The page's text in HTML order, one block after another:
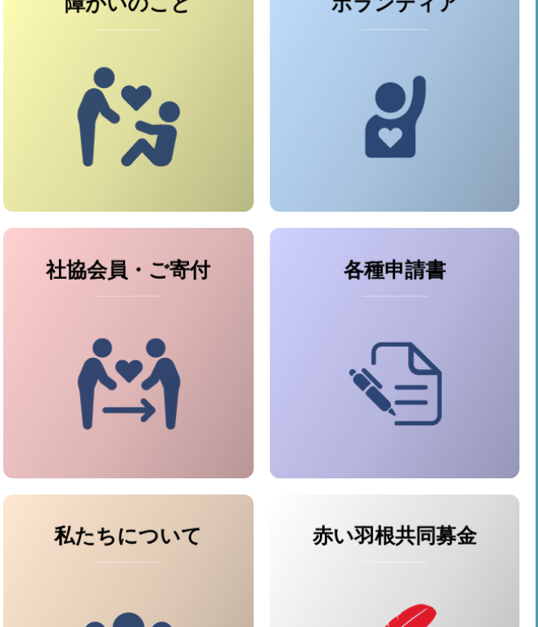
● 手話奉仕員養成講座
● 日常生活自立支援事業
● 車いす貸出事業
● 須恵レクの会
● ボランティア活動保険
社協会員・ご寄付
● 香典返し寄付
● 一般寄付
各種申請書
● 車いす貸出
● チャイルドシート貸出
● 須恵レクの会活動依頼書
私たちについて
● 地域包括支援センター
赤い羽根共同募金